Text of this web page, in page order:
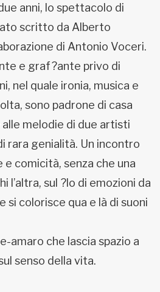
anni, lo spettacolo di
scritto da Alberto
di Antonio Voceri.
e graf?ante privo di
nel quale ironia, musica e
sono padrone di casa
melodie di due artisti
rara genialità. Un incontro
e comicità, senza che una
l’altra, sul ?lo di emozioni da
si colorisce qua e là di suoni
amaro che lascia spazio a
senso della vita.